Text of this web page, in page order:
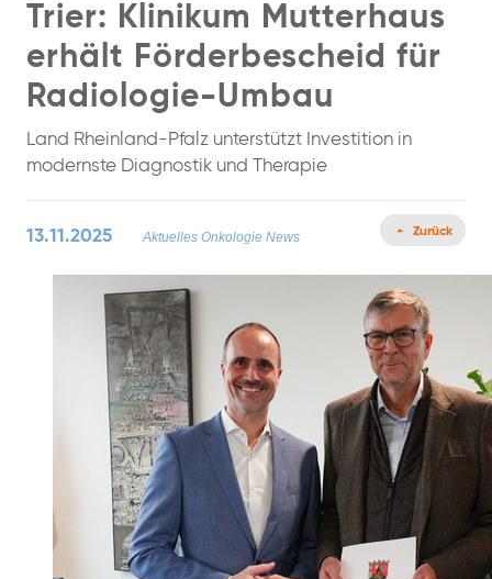
Trier: Klinikum Mutterhaus
erhält Förderbescheid für
Radiologie-Umbau
Land Rheinland-Pfalz unterstützt Investition in
modernste Diagnostik und Therapie
13.11.2025 Aktuelles Onkologie News Zurück